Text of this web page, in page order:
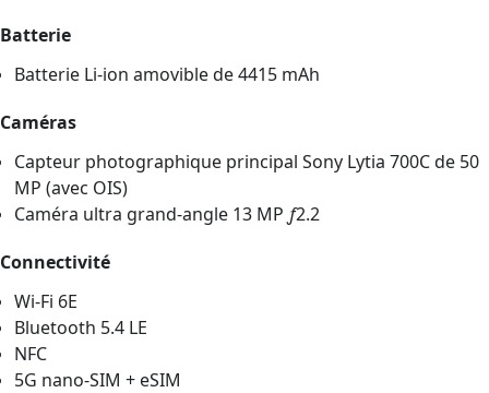
Batterie
Batterie Li-ion amovible de 4415 mAh
Caméras
Capteur photographique principal Sony Lytia 700C de 50
MP (avec OIS)
Caméra ultra grand-angle 13 MP ƒ2.2
Connectivité
Wi-Fi 6E
Bluetooth 5.4 LE
NFC
5G nano-SIM + eSIM